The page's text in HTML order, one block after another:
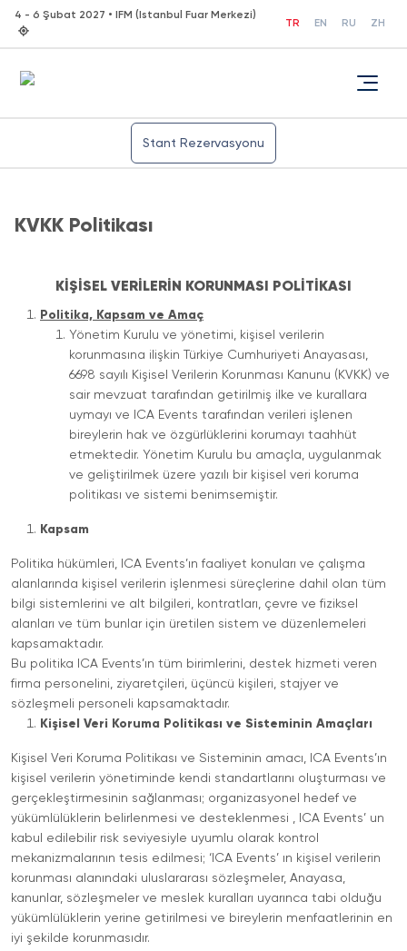
4 - 6 Şubat 2027 • IFM (Istanbul Fuar Merkezi)
TR EN RU ZH
Stant Rezervasyonu
KVKK Politikası
KİŞİSEL VERİLERİN KORUNMASI POLİTİKASI
Politika, Kapsam ve Amaç
Yönetim Kurulu ve yönetimi, kişisel verilerin
korunmasına ilişkin Türkiye Cumhuriyeti Anayasası,
6698 sayılı Kişisel Verilerin Korunması Kanunu (KVKK) ve
sair mevzuat tarafından getirilmiş ilke ve kurallara
uymayı ve ICA Events tarafından verileri işlenen
bireylerin hak ve özgürlüklerini korumayı taahhüt
etmektedir. Yönetim Kurulu bu amaçla, uygulanmak
ve geliştirilmek üzere yazılı bir kişisel veri koruma
politikası ve sistemi benimsemiştir.
Kapsam
Politika hükümleri, ICA Events’ın faaliyet konuları ve çalışma
alanlarında kişisel verilerin işlenmesi süreçlerine dahil olan tüm
bilgi sistemlerini ve alt bilgileri, kontratları, çevre ve fiziksel
alanları ve tüm bunlar için üretilen sistem ve düzenlemeleri
kapsamaktadır.
Bu politika ICA Events’ın tüm birimlerini, destek hizmeti veren
firma personelini, ziyaretçileri, üçüncü kişileri, stajyer ve
sözleşmeli personeli kapsamaktadır.
Kişisel Veri Koruma Politikası ve Sisteminin Amaçları
Kişisel Veri Koruma Politikası ve Sisteminin amacı, ICA Events’ın
kişisel verilerin yönetiminde kendi standartlarını oluşturması ve
gerçekleştirmesinin sağlanması; organizasyonel hedef ve
yükümlülüklerin belirlenmesi ve desteklenmesi , ICA Events’ un
kabul edilebilir risk seviyesiyle uyumlu olarak kontrol
mekanizmalarının tesis edilmesi; ‘ICA Events’ ın kişisel verilerin
korunması alanındaki uluslararası sözleşmeler, Anayasa,
kanunlar, sözleşmeler ve meslek kuralları uyarınca tabi olduğu
yükümlülüklerin yerine getirilmesi ve bireylerin menfaatlerinin en
iyi şekilde korunmasıdır.